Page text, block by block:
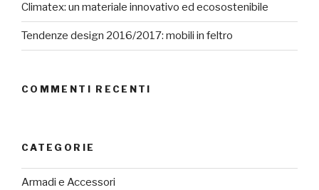
Climatex: un materiale innovativo ed ecosostenibile
Tendenze design 2016/2017: mobili in feltro
COMMENTI RECENTI
CATEGORIE
Armadi e Accessori